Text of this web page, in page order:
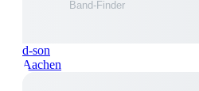
d-son
Aachen